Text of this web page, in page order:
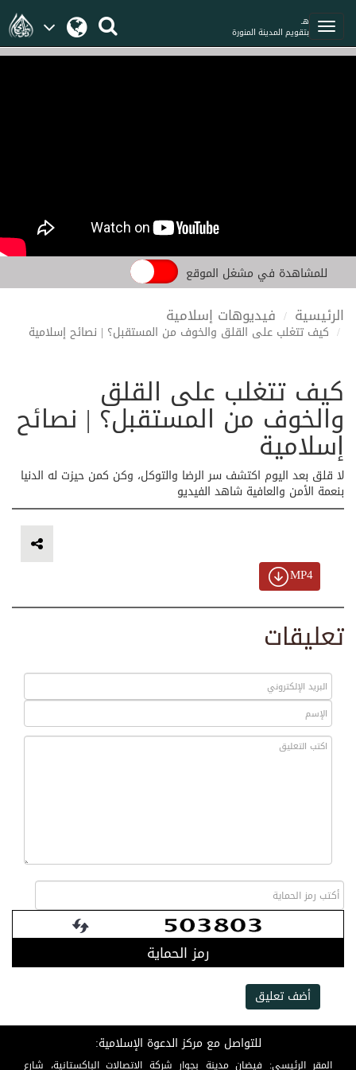
هـ
بتقويم المدينة المنورة
للمشاهدة في مشغل الموقع
الرئيسية فيديوهات إسلامية
كيف تتغلب على القلق والخوف من المستقبل؟ | نصائح إسلامية
كيف تتغلب على القلق
والخوف من المستقبل؟ | نصائح
إسلامية
لا قلق بعد اليوم اكتشف سر الرضا والتوكل، وكن كمن حيزت له الدنيا
بنعمة الأمن والعافية شاهد الفيديو
MP4
تعليقات
رمز الحماية
أضف تعليق
للتواصل مع مركز الدعوة الإسلامية:
المقر الرئيسي: فيضان مدينة بجوار شركة الاتصالات الباكستانية، شارع